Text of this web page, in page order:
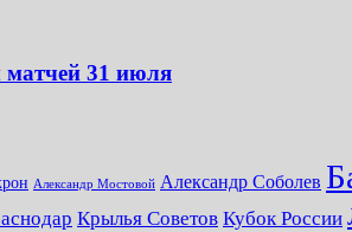
матчей 31 июля
Александр Мостовой Александр Соболев
Крылья Советов Кубок России